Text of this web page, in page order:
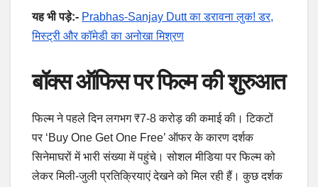
यह भी पड़े:- Prabhas-Sanjay Dutt का डरावना लुक! डर,
मिस्ट्री और कॉमेडी का अनोखा मिश्रण
बॉक्स ऑफिस पर फिल्म की शुरुआत
फिल्म ने पहले दिन लगभग ₹7-8 करोड़ की कमाई की। टिकटों
पर ‘Buy One Get One Free’ ऑफर के कारण दर्शक
सिनेमाघरों में भारी संख्या में पहुंचे। सोशल मीडिया पर फिल्म को
लेकर मिली-जुली प्रतिक्रियाएं देखने को मिल रही हैं। कुछ दर्शक